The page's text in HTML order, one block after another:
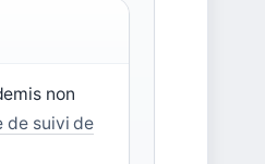
non
de suivi de